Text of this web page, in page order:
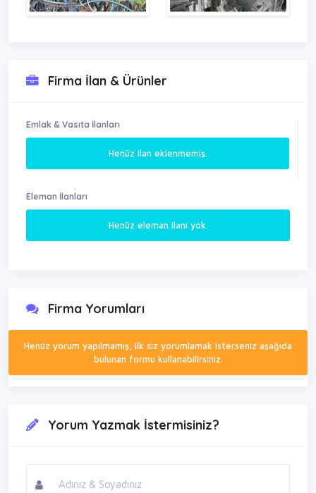
Firma İlan & Ürünler
Emlak & Vasıta İlanları
Henüz ilan eklenmemiş.
Eleman İlanları
Henüz eleman ilanı yok.
Firma Yorumları
Henüz yorum yapılmamış, ilk siz yorumlamak isterseniz aşağıda
bulunan formu kullanabilirsiniz.
Yorum Yazmak İstermisiniz?